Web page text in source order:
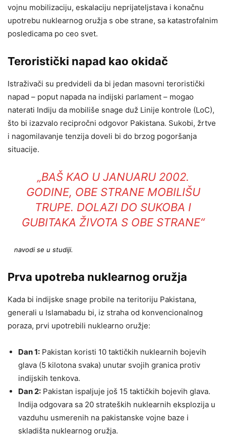
vojnu mobilizaciju, eskalaciju neprijateljstava i konačnu
upotrebu nuklearnog oružja s obe strane, sa katastrofalnim
posledicama po ceo svet.
Teroristički napad kao okidač
Istraživači su predvideli da bi jedan masovni teroristički
napad – poput napada na indijski parlament – mogao
naterati Indiju da mobiliše snage duž Linije kontrole (LoC),
što bi izazvalo recipročni odgovor Pakistana. Sukobi, žrtve
i nagomilavanje tenzija doveli bi do brzog pogoršanja
situacije.
„BAŠ KAO U JANUARU 2002.
GODINE, OBE STRANE MOBILIŠU
TRUPE. DOLAZI DO SUKOBA I
GUBITAKA ŽIVOTA S OBE STRANE“
navodi se u studiji.
Prva upotreba nuklearnog oružja
Kada bi indijske snage probile na teritoriju Pakistana,
generali u Islamabadu bi, iz straha od konvencionalnog
poraza, prvi upotrebili nuklearno oružje:
Dan 1: Pakistan koristi 10 taktičkih nuklearnih bojevih
glava (5 kilotona svaka) unutar svojih granica protiv
indijskih tenkova.
Dan 2: Pakistan ispaljuje još 15 taktičkih bojevih glava.
Indija odgovara sa 20 strateških nuklearnih eksplozija u
vazduhu usmerenih na pakistanske vojne baze i
skladišta nuklearnog oružja.